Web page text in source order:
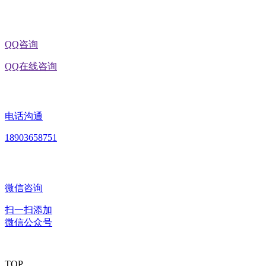
QQ咨询
QQ在线咨询
电话沟通
18903658751
微信咨询
扫一扫添加
微信公众号